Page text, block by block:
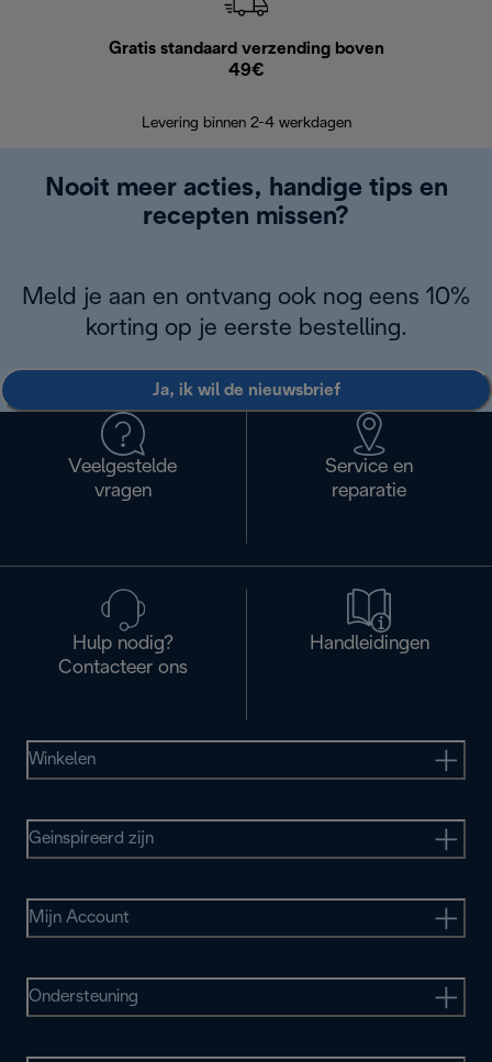
Gratis standaard verzending boven
49€
Levering binnen 2-4 werkdagen
Nooit meer acties, handige tips en
recepten missen?
Meld je aan en ontvang ook nog eens 10%
korting op je eerste bestelling.
Ja, ik wil de nieuwsbrief
Veelgestelde
vragen
Service en
reparatie
Hulp nodig?
Contacteer ons
Handleidingen
Winkelen
Geinspireerd zijn
Mijn Account
Ondersteuning